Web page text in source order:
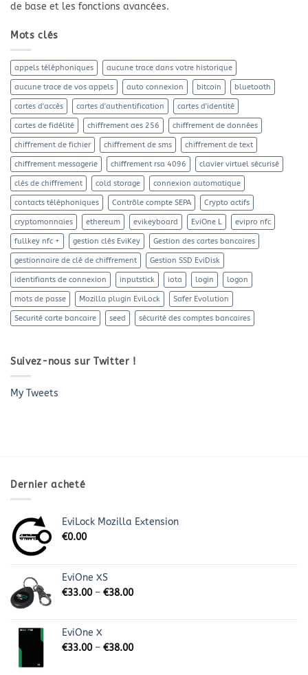
de base et les fonctions avancées.
Mots clés
appels téléphoniques aucune trace dans votre historique
aucune trace de vos appels auto connexion bitcoin bluetooth
cartes d'accès cartes d'authentification cartes d'identité
cartes de fidélité chiffrement aes 256 chiffrement de données
chiffrement de fichier chiffrement de sms chiffrement de text
chiffrement messagerie chiffrement rsa 4096 clavier virtuel sécurisé
clés de chiffrement cold storage connexion automatique
contacts téléphoniques Contrôle compte SEPA Crypto actifs
cryptomonnaies ethereum evikeyboard EviOne L evipro nfc
fullkey nfc + gestion clés EviKey Gestion des cartes bancaires
gestionnaire de clé de chiffrement Gestion SSD EviDisk
identifiants de connexion inputstick iota login logon
mots de passe Mozilla plugin EviLock Safer Evolution
Securité carte bancaire seed sécurité des comptes bancaires
Suivez-nous sur Twitter !
My Tweets
Dernier acheté
EviLock Mozilla Extension
€0.00
EviOne XS
€33.00– €38.00
EviOne X
€33.00– €38.00